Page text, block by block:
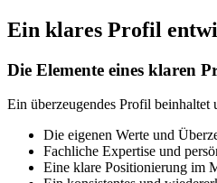
Ein klares Profil
Die Elemente eines klaren
Ein überzeugendes Profil beinhaltet
Die eigenen Werte und
Fachliche Expertise und
Eine klare Positionierung im